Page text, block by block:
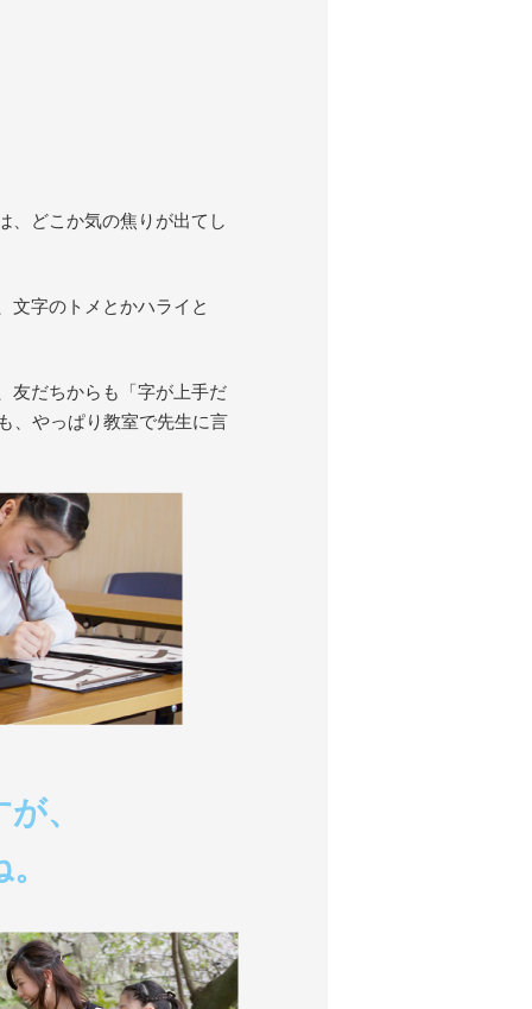
、どこか気の焦りが出てし
文字のトメとかハライと
友だちからも「字が上手だ
、やっぱり教室で先生に言
、